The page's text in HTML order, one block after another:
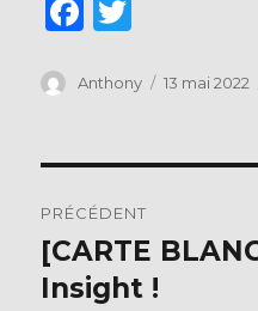
F
c
b
o
o
k
it
r
Auteur
Anthony
Publié
13 mai 2022
de
l’article
PRÉCÉDENT
Publication
précédente :
[CARTE
Insight !